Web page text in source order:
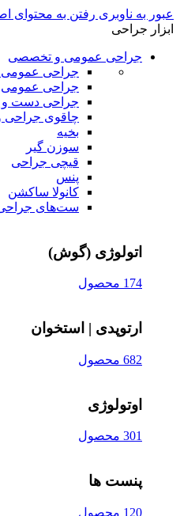
عبور به ناوبری رفتن به محتوای
ابزار جراحی
جراحی عمومی و تخصصی
جراحی
جراحی عمومی
جراحی دست و
چاقوی جراحی
بخیه
سوزن‌ گیر
قیچی‌ جراحی
پنس
کانولا ساکشن
ست‌های
اتولوژی (گوش)
174 محصول
ارتوپدی | استخوان
682 محصول
اوتولوژی
301 محصول
پنست ها
120 محصول